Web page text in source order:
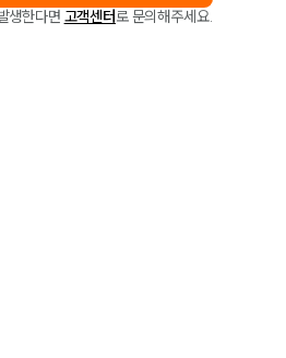
생한다면 고객센터로 문의해주세요.